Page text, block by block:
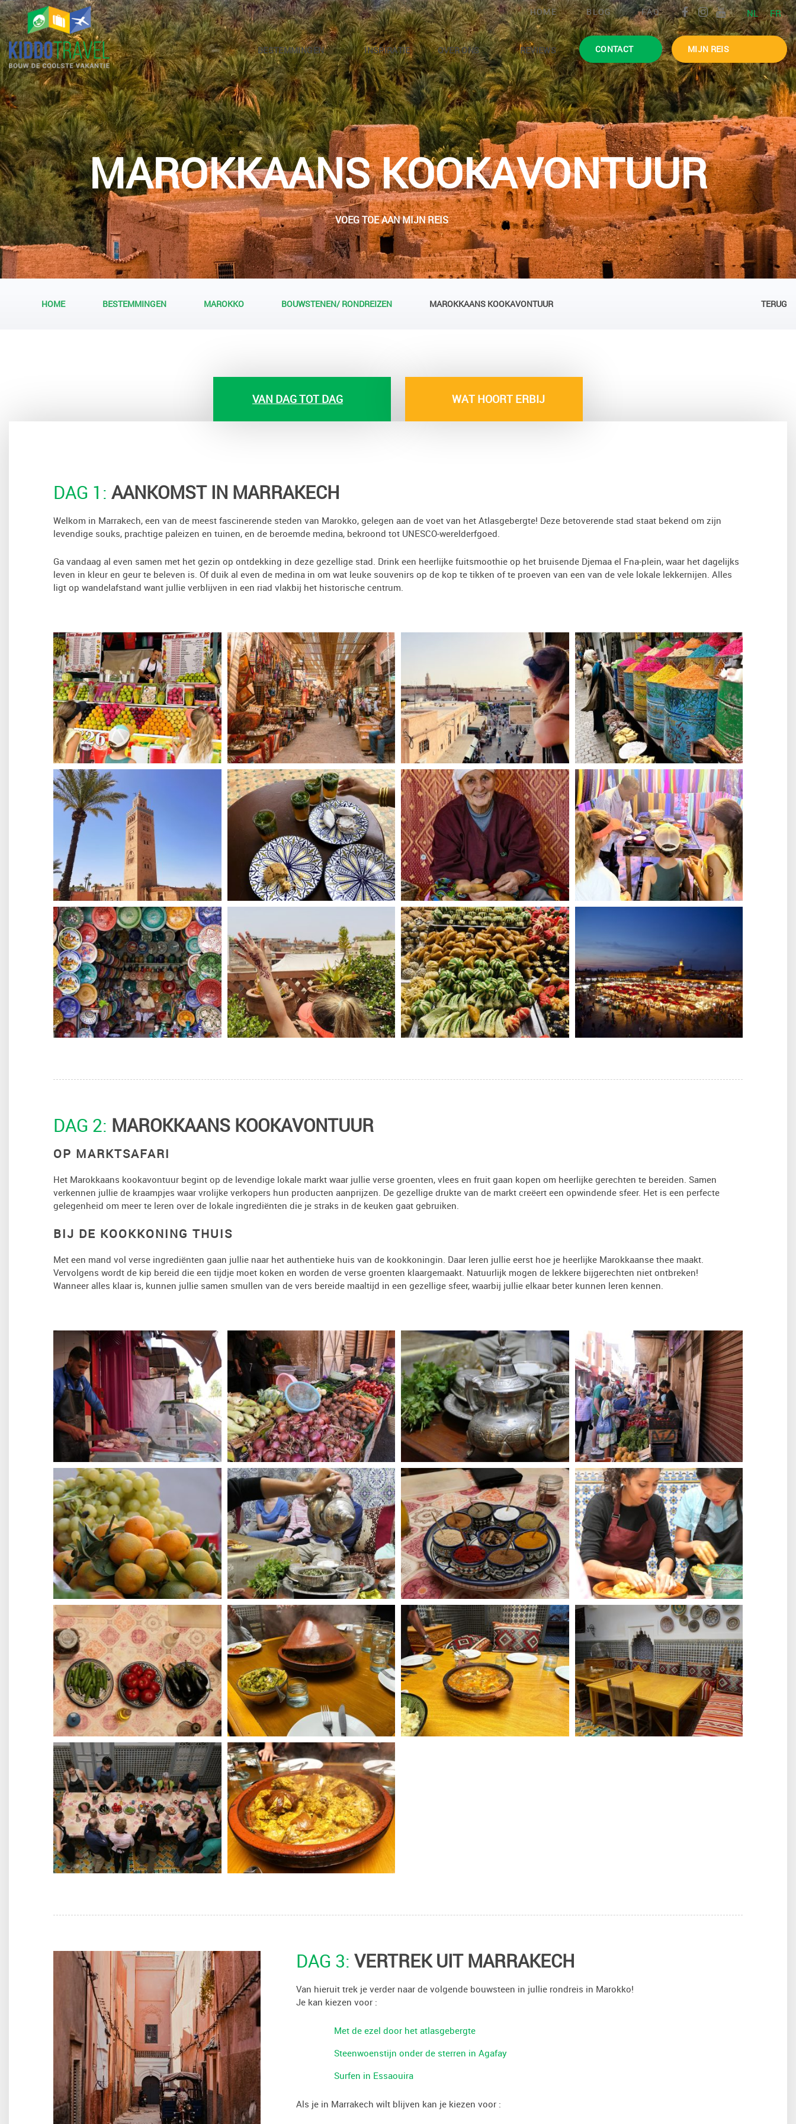
HOME BLOG FAQ NL FR
BESTEMMINGEN INSPIRATIE OVER ONS REVIEWS CONTACT MIJN REIS
MAROKKAANS KOOKAVONTUUR
VOEG TOE AAN MIJN REIS
HOME BESTEMMINGEN MAROKKO BOUWSTENEN/ RONDREIZEN MAROKKAANS KOOKAVONTUUR TERUG
VAN DAG TOT DAG WAT HOORT ERBIJ
DAG 1: AANKOMST IN MARRAKECH
Welkom in Marrakech, een van de meest fascinerende steden van Marokko, gelegen aan de voet van het Atlasgebergte! Deze betoverende stad staat bekend om zijn
levendige souks, prachtige paleizen en tuinen, en de beroemde medina, bekroond tot UNESCO-werelderfgoed.
Ga vandaag al even samen met het gezin op ontdekking in deze gezellige stad. Drink een heerlijke fuitsmoothie op het bruisende Djemaa el Fna-plein, waar het dagelijks
leven in kleur en geur te beleven is. Of duik al even de medina in om wat leuke souvenirs op de kop te tikken of te proeven van een van de vele lokale lekkernijen. Alles
ligt op wandelafstand want jullie verblijven in een riad vlakbij het historische centrum.
DAG 2: MAROKKAANS KOOKAVONTUUR
OP MARKTSAFARI
Het Marokkaans kookavontuur begint op de levendige lokale markt waar jullie verse groenten, vlees en fruit gaan kopen om heerlijke gerechten te bereiden. Samen
verkennen jullie de kraampjes waar vrolijke verkopers hun producten aanprijzen. De gezellige drukte van de markt creëert een opwindende sfeer. Het is een perfecte
gelegenheid om meer te leren over de lokale ingrediënten die je straks in de keuken gaat gebruiken.
BIJ DE KOOKKONING THUIS
Met een mand vol verse ingrediënten gaan jullie naar het authentieke huis van de kookkoningin. Daar leren jullie eerst hoe je heerlijke Marokkaanse thee maakt.
Vervolgens wordt de kip bereid die een tijdje moet koken en worden de verse groenten klaargemaakt. Natuurlijk mogen de lekkere bijgerechten niet ontbreken!
Wanneer alles klaar is, kunnen jullie samen smullen van de vers bereide maaltijd in een gezellige sfeer, waarbij jullie elkaar beter kunnen leren kennen.
DAG 3: VERTREK UIT MARRAKECH
Van hieruit trek je verder naar de volgende bouwsteen in jullie rondreis in Marokko!
Je kan kiezen voor :
Met de ezel door het atlasgebergte
Steenwoenstijn onder de sterren in Agafay
Surfen in Essaouira
Als je in Marrakech wilt blijven kan je kiezen voor :